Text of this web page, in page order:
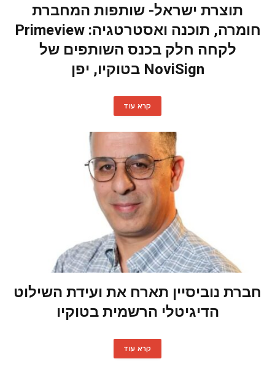
תוצרת ישראל- שותפות המחברת
חומרה, תוכנה ואסטרטגיה: Primeview
לקחה חלק בכנס השותפים של
NoviSign בטוקיו, יפן
קרא עוד
חברת נוביסיין תארח את ועידת השילוט
הדיגיטלי הרשמית בטוקיו
קרא עוד